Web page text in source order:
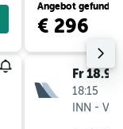
Angebot gefunden
€ 296
Fr 18.9.
18:15
INN - VCE